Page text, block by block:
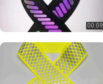
00:09